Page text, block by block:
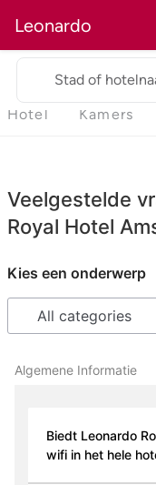
Leonardo
Stad of
Hotel Kamers
Veelgestelde
Royal Hotel
Kies een onderwerp
Algemene Informatie
Biedt Leonardo
wifi in het hele